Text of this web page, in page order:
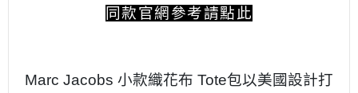
同款官網參考請點此
Marc Jacobs 小款織花布 Tote包以美國設計打